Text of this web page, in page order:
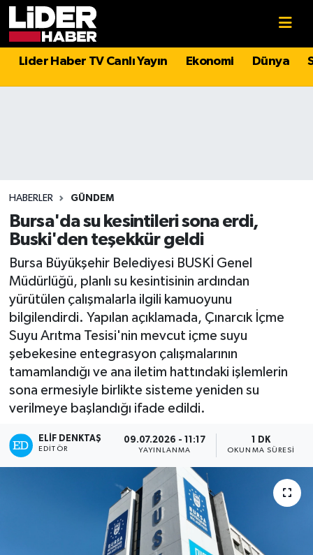
Lider Haber TV Canlı Yayın Ekonomi Dünya
HABERLER GÜNDEM
Bursa'da su kesintileri sona erdi,
Buski'den teşekkür geldi
Bursa Büyükşehir Belediyesi BUSKİ Genel
Müdürlüğü, planlı su kesintisinin ardından
yürütülen çalışmalarla ilgili kamuoyunu
bilgilendirdi. Yapılan açıklamada, Çınarcık İçme
Suyu Arıtma Tesisi'nin mevcut içme suyu
şebekesine entegrasyon çalışmalarının
tamamlandığı ve ana iletim hattındaki işlemlerin
sona ermesiyle birlikte sisteme yeniden su
verilmeye başlandığı ifade edildi.
ELIF DENKTAŞ
EDITÖR
09.07.2026 - 11:17
YAYINLANMA
1 DK
OKUNMA SÜRESI
Politika
Magazin
Spor
Sağlık
Teknoloji
Turizm
Kültür - Sanat
Lider Haber TV Canlı Yayın izle
Hava Durumu
Süper Lig Puan Durumu ve Fikstür
Tüm Manşetler
Son Dakika Haberleri
Haber Arşivi